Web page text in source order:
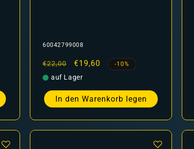
60042799008
Normaler
Preis
€22,00 Verkaufspreis
€19,60 -10%
auf Lager
In den Warenkorb legen